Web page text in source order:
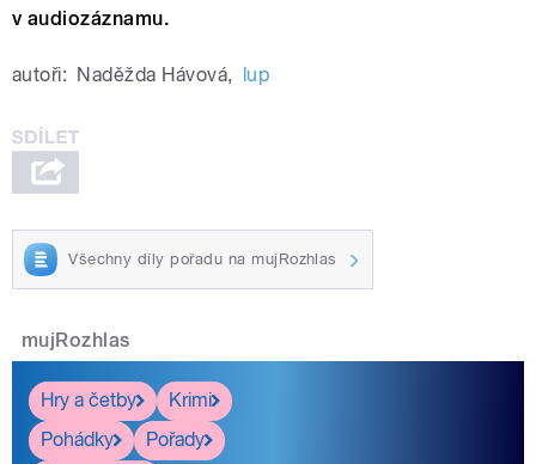
v audiozáznamu.
autoři: Naděžda Hávová, lup
Všechny díly pořadu na mujRozhlas
mujRozhlas
Hry a četby
Krimi
Pohádky
Pořady